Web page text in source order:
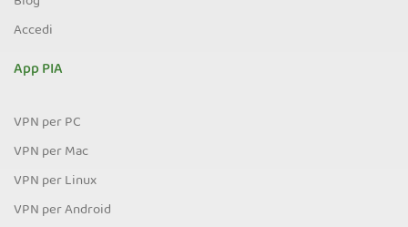
Accedi
App PIA
VPN per PC
VPN per Mac
VPN per Linux
VPN per Android